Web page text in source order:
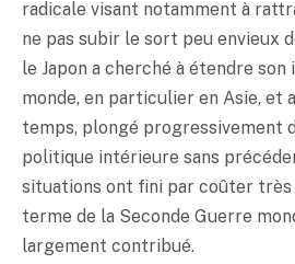
radicale visant notamment à
ne pas subir le sort peu envieux
le Japon a cherché à étendre son
monde, en particulier en Asie, et
temps, plongé progressivement
politique intérieure sans
situations ont fini par coûter très
terme de la Seconde Guerre
largement contribué.